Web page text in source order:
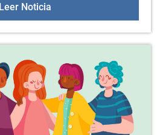
Leer NoticiaObras ganadoras del